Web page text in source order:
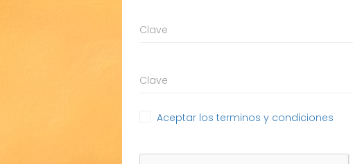
Aceptar los terminos y condiciones